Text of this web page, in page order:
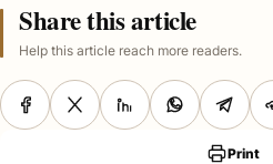
Share this article
Help this article reach more readers.
Print